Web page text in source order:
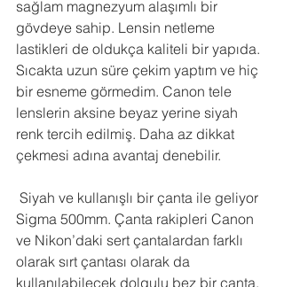
sağlam magnezyum alaşımlı bir
gövdeye sahip. Lensin netleme
lastikleri de oldukça kaliteli bir yapıda.
Sıcakta uzun süre çekim yaptım ve hiç
bir esneme görmedim. Canon tele
lenslerin aksine beyaz yerine siyah
renk tercih edilmiş. Daha az dikkat
çekmesi adına avantaj denebilir.
Sigma 500mm. Çanta rakipleri Canon
ve Nikon’daki sert çantalardan farklı
olarak sırt çantası olarak da
kullanılabilecek dolgulu bez bir çanta.